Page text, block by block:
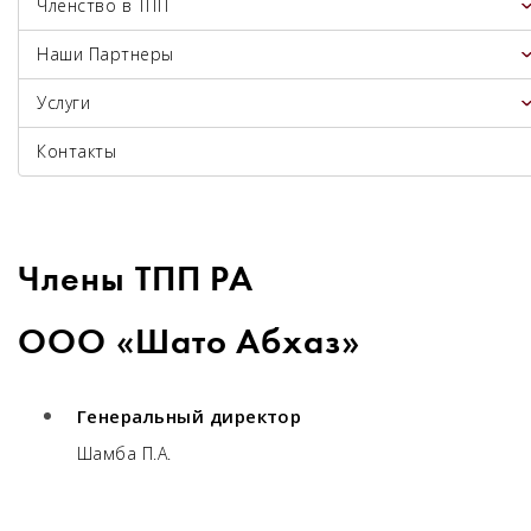
Членство в ТПП
Наши Партнеры
Услуги
Контакты
Члены ТПП РА
ООО «Шато Абхаз»
Генеральный директор
Шамба П.А.